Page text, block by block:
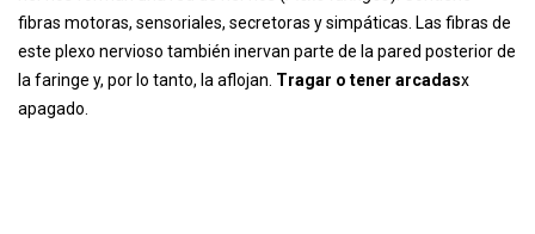
fibras motoras, sensoriales, secretoras y simpáticas. Las fibras de
este plexo nervioso también inervan parte de la pared posterior de
la faringe y, por lo tanto, la aflojan. Tragar o tener arcadasx
apagado.